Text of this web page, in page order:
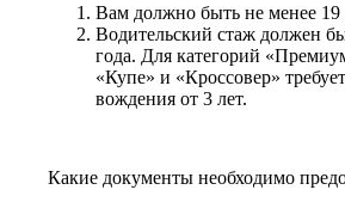
Вам должно быть не менее 19
Водительский стаж должен
года. Для категорий
«Купе» и «Кроссовер»
вождения от 3 лет.
Какие документы необходимо